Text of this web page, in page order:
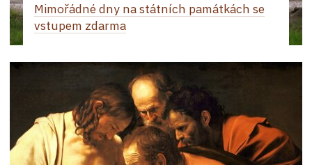
Mimořádné dny na státních památkách se
vstupem zdarma